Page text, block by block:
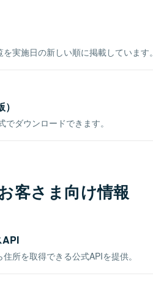
実施日の新しい順に掲載しています。
ダウンロードできます。
客さま向け情報
API
所を取得できる公式APIを提供。